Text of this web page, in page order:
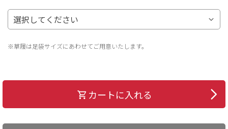
※草履は足袋サイズにあわせてご用意いたします。
カートに入れる